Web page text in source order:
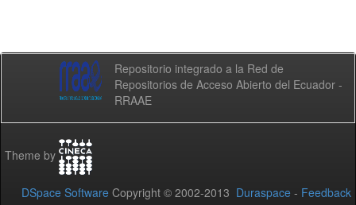
Repositorio integrado a la Red de
Repositorios de Acceso Abierto del Ecuador -
RRAAE
Theme by
DSpace Software Copyright © 2002-2013 Duraspace - Feedback